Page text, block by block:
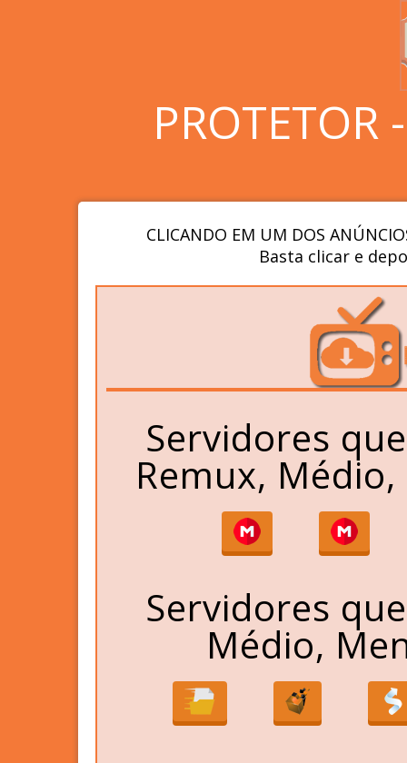
PROTETOR
CLICANDO EM UM DOS
Basta clicar e
Servidores
Remux,
Servidores
Médio,